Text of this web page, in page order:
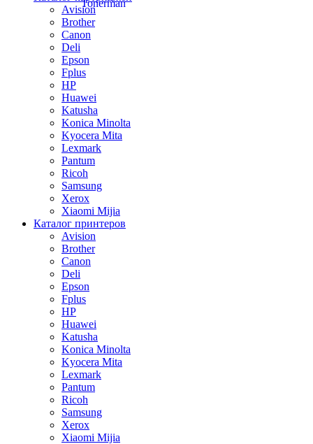
Avision
Brother
Canon
Deli
Epson
Fplus
HP
Huawei
Katusha
Konica Minolta
Kyocera Mita
Lexmark
Pantum
Ricoh
Samsung
Xerox
Xiaomi Mijia
Каталог принтеров
Avision
Brother
Canon
Deli
Epson
Fplus
HP
Huawei
Katusha
Konica Minolta
Kyocera Mita
Lexmark
Pantum
Ricoh
Samsung
Xerox
Xiaomi Mijia